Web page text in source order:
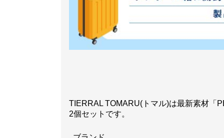
TIERRAL TOMARU(トマル)は最新素材「
2個セットです。